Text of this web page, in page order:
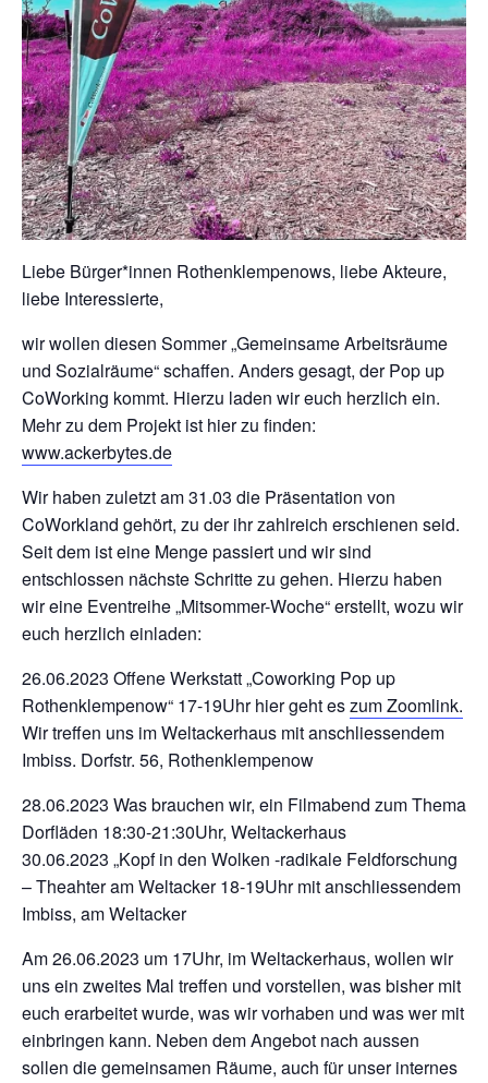
Liebe Bürger*innen Rothenklempenows, liebe Akteure,
liebe Interessierte,
wir wollen diesen Sommer „Gemeinsame Arbeitsräume
und Sozialräume“ schaffen. Anders gesagt, der Pop up
CoWorking kommt. Hierzu laden wir euch herzlich ein.
Mehr zu dem Projekt ist hier zu finden:
www.ackerbytes.de
Wir haben zuletzt am 31.03 die Präsentation von
CoWorkland gehört, zu der ihr zahlreich erschienen seid.
Seit dem ist eine Menge passiert und wir sind
entschlossen nächste Schritte zu gehen. Hierzu haben
wir eine Eventreihe „Mitsommer-Woche“ erstellt, wozu wir
euch herzlich einladen:
26.06.2023 Offene Werkstatt „Coworking Pop up
Rothenklempenow“ 17-19Uhr hier geht eszum Zoomlink.
Wir treffen uns im Weltackerhaus mit anschliessendem
Imbiss. Dorfstr. 56, Rothenklempenow
28.06.2023 Was brauchen wir, ein Filmabend zum Thema
Dorfläden 18:30-21:30Uhr, Weltackerhaus
30.06.2023 „Kopf in den Wolken -radikale Feldforschung
– Theahter am Weltacker 18-19Uhr mit anschliessendem
Imbiss, am Weltacker
Am 26.06.2023 um 17Uhr, im Weltackerhaus, wollen wir
uns ein zweites Mal treffen und vorstellen, was bisher mit
euch erarbeitet wurde, was wir vorhaben und was wer mit
einbringen kann. Neben dem Angebot nach aussen
sollen die gemeinsamen Räume, auch für unser internes